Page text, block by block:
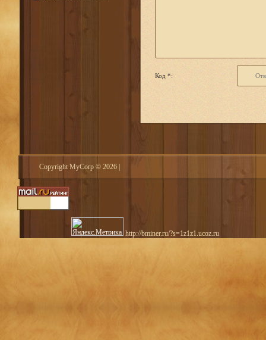
Код *:
Copyright MyCorp © 2026
http://bminer.ru/?s=1z1z1.ucoz.ru